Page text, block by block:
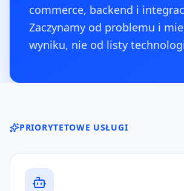
commerce, backend i
Zaczynamy od problemu i
wyniku, nie od listy
PRIORYTETOWE USŁUGI